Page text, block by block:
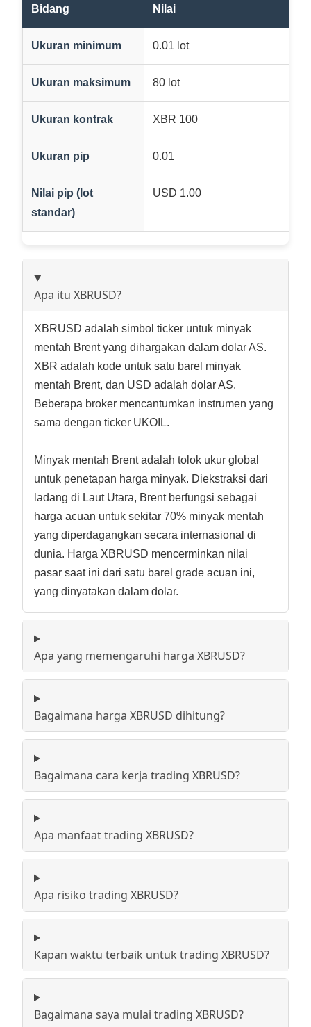
Bidang Nilai
Ukuran minimum 0.01 lot
Ukuran maksimum 80 lot
Ukuran kontrak XBR 100
Ukuran pip 0.01
Nilai pip (lot
standar)
USD 1.00
Apa itu XBRUSD?
XBRUSD adalah simbol ticker untuk minyak
mentah Brent yang dihargakan dalam dolar AS.
XBR adalah kode untuk satu barel minyak
mentah Brent, dan USD adalah dolar AS.
Beberapa broker mencantumkan instrumen yang
sama dengan ticker UKOIL.
Minyak mentah Brent adalah tolok ukur global
untuk penetapan harga minyak. Diekstraksi dari
ladang di Laut Utara, Brent berfungsi sebagai
harga acuan untuk sekitar 70% minyak mentah
yang diperdagangkan secara internasional di
dunia. Harga XBRUSD mencerminkan nilai
pasar saat ini dari satu barel grade acuan ini,
yang dinyatakan dalam dolar.
Apa yang memengaruhi harga XBRUSD?
Bagaimana harga XBRUSD dihitung?
Bagaimana cara kerja trading XBRUSD?
Apa manfaat trading XBRUSD?
Apa risiko trading XBRUSD?
Kapan waktu terbaik untuk trading XBRUSD?
Bagaimana saya mulai trading XBRUSD?